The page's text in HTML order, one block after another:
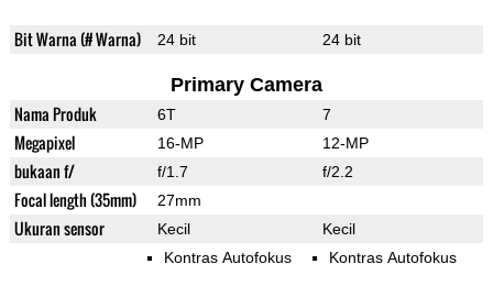
Bit Warna (# Warna) 24 bit 24 bit
Primary Camera
Nama Produk 6T 7
Megapixel 16-MP 12-MP
bukaan f/ f/1.7 f/2.2
Focal length (35mm) 27mm
Ukuran sensor Kecil Kecil
Kontras Autofokus Kontras Autofokus